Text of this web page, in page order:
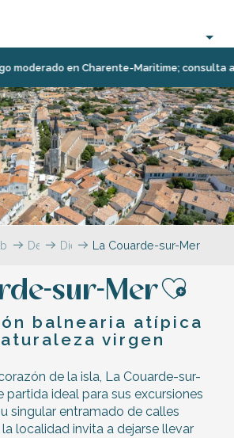
moderado en Charente-Maritime; consulta
Descubrir
Diez
paisajes
La Couarde-sur-Mer
sur-Mer
balnearia atípica
virgen
de la isla, La Couarde-sur-
partida ideal para sus excursiones
singular entramado de calles
localidad invita a dejarse llevar